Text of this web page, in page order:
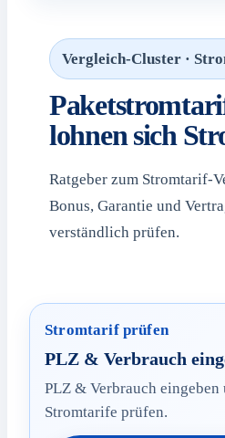
Vergleich-Cluster ·
lohnen sich
Ratgeber zum Stromtarif-
Bonus, Garantie und
verständlich prüfen.
Stromtarif prüfen
PLZ & Verbrauch
PLZ & Verbrauch eingeben
Stromtarife prüfen.